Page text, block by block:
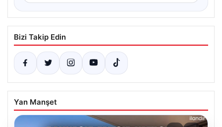
Bizi Takip Edin
Yan Manşet